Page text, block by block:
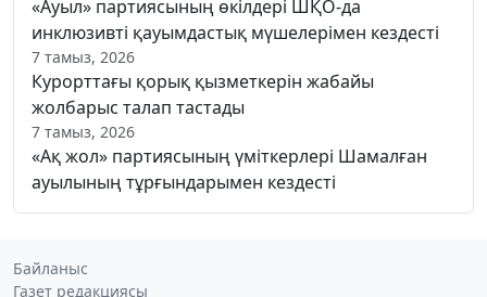
«Ауыл» партиясының өкілдері ШҚО-да
инклюзивті қауымдастық мүшелерімен кездесті
7 тамыз, 2026
Курорттағы қорық қызметкерін жабайы
жолбарыс талап тастады
7 тамыз, 2026
«Ақ жол» партиясының үміткерлері Шамалған
ауылының тұрғындарымен кездесті
Байланыс
Газет редакциясы